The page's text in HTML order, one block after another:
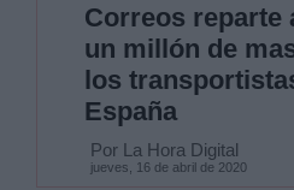
Correos reparte
un millón de
los
España
Por La Hora Digital
jueves, 16 de abril de 2020